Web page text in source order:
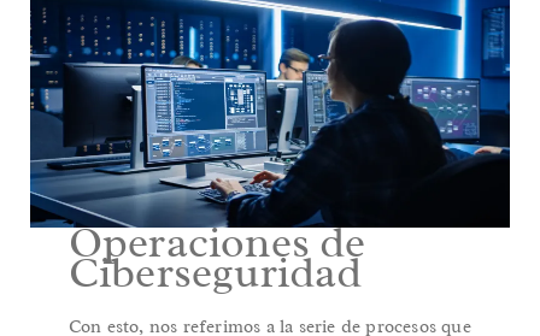
Operaciones de
Ciberseguridad
Con esto, nos referimos a la serie de procesos que